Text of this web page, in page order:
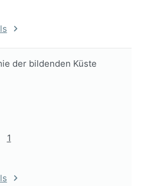
der bildenden Küste
1